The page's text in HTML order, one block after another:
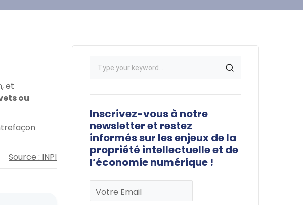
et
ou
Source : INPI
Inscrivez-vous à notre
newsletter et restez
informés sur les enjeux de la
propriété intellectuelle et de
l’économie numérique !
Votre Email